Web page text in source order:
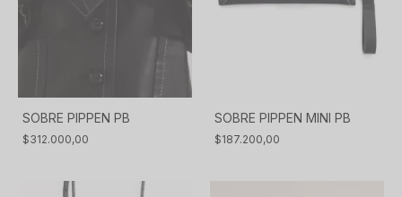
SOBRE PIPPEN PB
$312.000,00
SOBRE PIPPEN MINI PB
$187.200,00